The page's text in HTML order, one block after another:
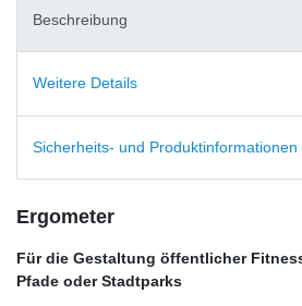
Beschreibung
Weitere Details
Sicherheits- und Produktinformationen
Ergometer
Für die Gestaltung öffentlicher
Pfade oder Stadtparks